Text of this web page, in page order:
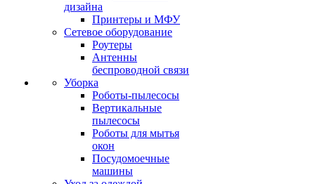
дизайна
Принтеры и МФУ
Сетевое оборудование
Роутеры
Антенны
беспроводной связи
Уборка
Роботы-пылесосы
Вертикальные
пылесосы
Роботы для мытья
окон
Посудомоечные
машины